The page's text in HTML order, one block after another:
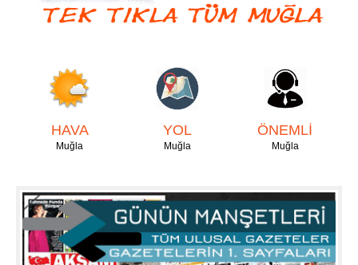
HAVA
Muğla
YOL
Muğla
ÖNEMLİ
Muğla